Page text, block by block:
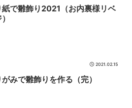
紙で雛飾り2021（お内裏様リベ
2021.02.15
みで雛飾りを作る（完）